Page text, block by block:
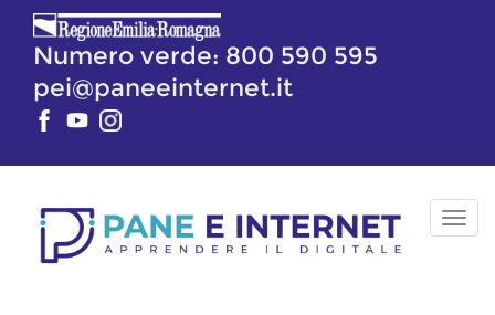
contenuto
Numero verde: 800 590 595
pei@paneeinternet.it